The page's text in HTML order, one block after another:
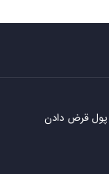
پول قرض دادن